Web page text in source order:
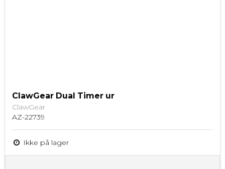
ClawGear Dual Timer ur
ClawGear
AZ-22739
Ikke på lager